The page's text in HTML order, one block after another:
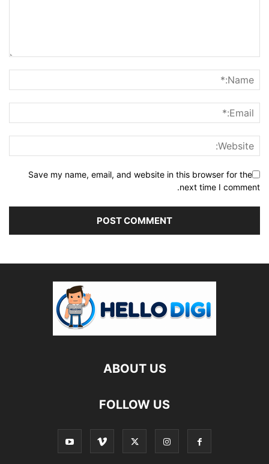
Save my name, email, and website in this browser for the
next time I comment.
ABOUT US
FOLLOW US